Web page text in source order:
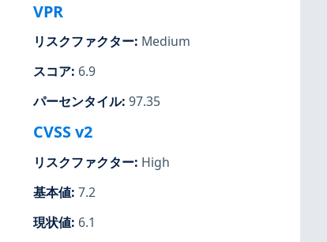
VPR
リスクファクター: Medium
スコア: 6.9
パーセンタイル: 97.35
CVSS v2
リスクファクター: High
基本値: 7.2
現状値: 6.1